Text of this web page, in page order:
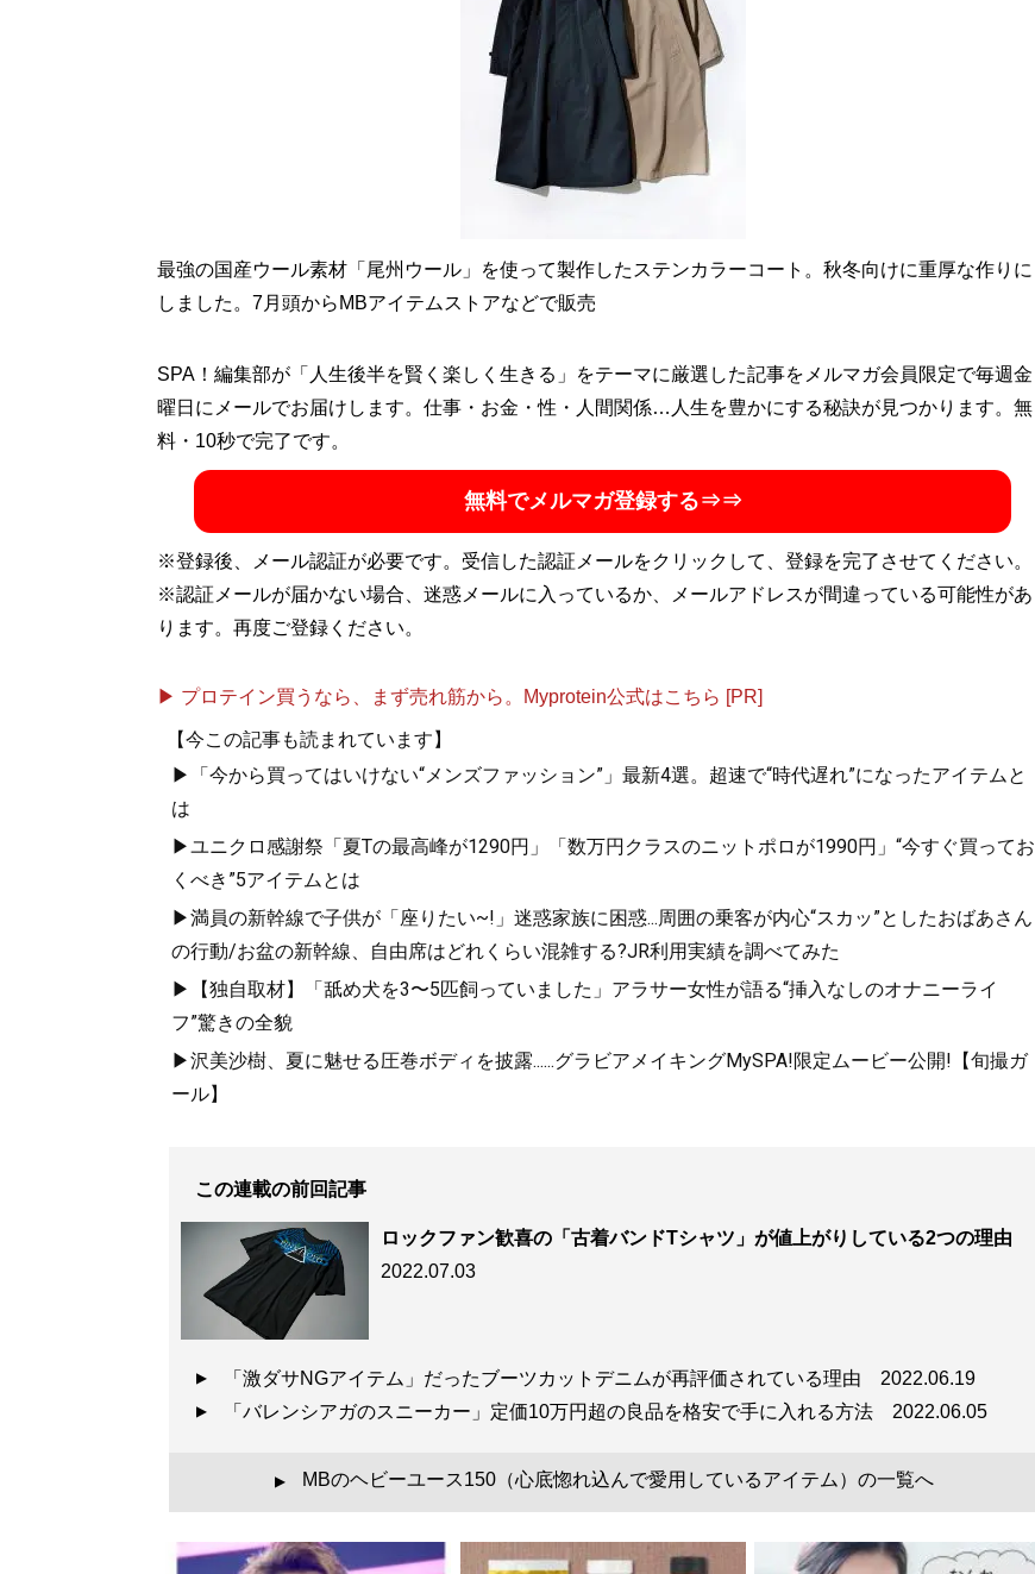
ロードマップ』
地方のしがないショップ店員はなぜ成功できたのか？
その秘密はロードマップにあった
『MBの偏愛ブランド図鑑 』
今着るべきブランド60の歴史や特色を、自身が愛用する品とともに徹底紹介
ユニクロやGUでもおしゃれな人は何が違うのか？
最速でおしゃれに見せる方法 【電子限定特典付き】 』
誰も言葉にできなかった「男のおしゃれ」の決定版。電子版特典として、MBの
最強の国産ウール素材「尾州ウール」を使って製作したステンカラーコート。秋冬向けに重厚な作りに
しました。7月頭からMBアイテムストアなどで販売
SPA！編集部が「人生後半を賢く楽しく生きる」をテーマに厳選した記事をメルマガ会員限定で毎週金
曜日にメールでお届けします。仕事・お金・性・人間関係…人生を豊かにする秘訣が見つかります。無
料・10秒で完了です。
無料でメルマガ登録する⇒⇒
※登録後、メール認証が必要です。受信した認証メールをクリックして、登録を完了させてください。
※認証メールが届かない場合、迷惑メールに入っているか、メールアドレスが間違っている可能性があ
ります。再度ご登録ください。
▶ プロテイン買うなら、まず売れ筋から。Myprotein公式はこちら [PR]
【今この記事も読まれています】
▶「今から買ってはいけない“メンズファッション”」最新4選。超速で“時代遅れ”になったアイテムと
は
▶ユニクロ感謝祭「夏Tの最高峰が1290円」「数万円クラスのニットポロが1990円」“今すぐ買ってお
くべき”5アイテムとは
▶満員の新幹線で子供が「座りたい~!」迷惑家族に困惑...周囲の乗客が内心“スカッ”としたおばあさん
の行動/お盆の新幹線、自由席はどれくらい混雑する?JR利用実績を調べてみた
▶【独自取材】「舐め犬を3〜5匹飼っていました」アラサー女性が語る“挿入なしのオナニーライ
フ”驚きの全貌
▶沢美沙樹、夏に魅せる圧巻ボディを披露......グラビアメイキングMySPA!限定ムービー公開!【旬撮ガ
ール】
この連載の前回記事
ロックファン歓喜の「古着バンドTシャツ」が値上がりしている2つの理由
2022.07.03
「激ダサNGアイテム」だったブーツカットデニムが再評価されている理由 2022.06.19
「バレンシアガのスニーカー」定価10万円超の良品を格安で手に入れる方法 2022.06.05
▲ MBのヘビーユース150（心底惚れ込んで愛用しているアイテム）の一覧へ